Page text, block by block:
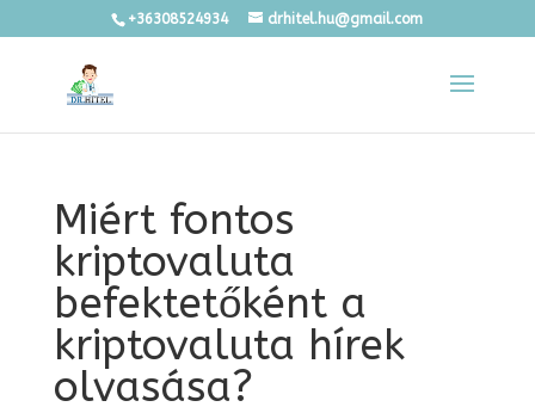
+36308524934 drhitel.hu@gmail.com
Miért fontos
kriptovaluta
befektetőként a
kriptovaluta hírek
olvasása?